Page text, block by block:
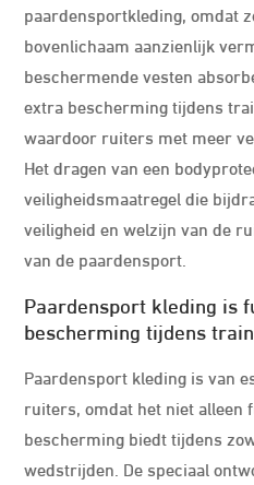
paardensportkleding, omdat
bovenlichaam aanzienlijk
beschermende vesten
extra bescherming tijdens
waardoor ruiters met meer
Het dragen van een
veiligheidsmaatregel die
veiligheid en welzijn van de
van de paardensport.
Paardensport kleding is
bescherming tijdens
Paardensport kleding is van
ruiters, omdat het niet alleen
bescherming biedt tijdens
wedstrijden. De speciaal